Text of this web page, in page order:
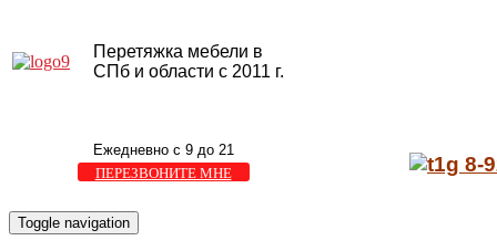
Перетяжка мебели в
СПб и области с 2011 г.
Ежедневно с 9 до 21
ПЕРЕЗВОНИТЕ МНЕ
8-
Toggle navigation